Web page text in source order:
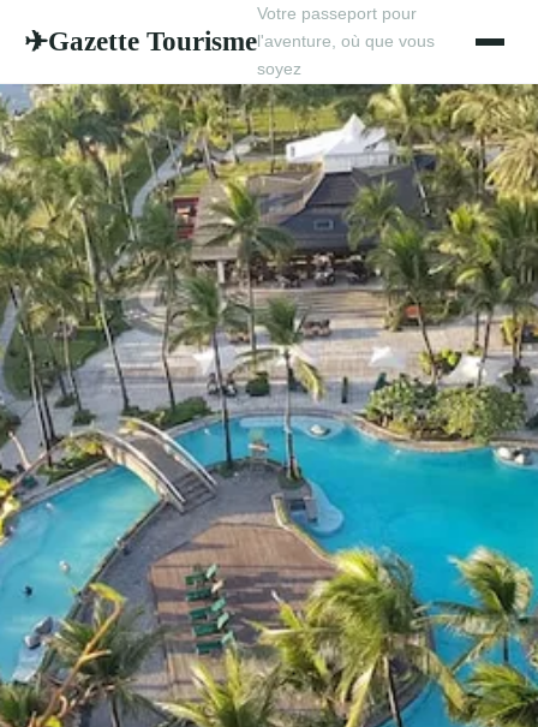
✈Gazette Tourisme
Votre passeport pour
l'aventure, où que vous
soyez